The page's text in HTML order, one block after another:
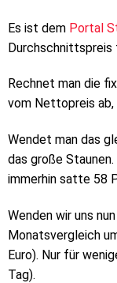
Es ist dem Portal
Durchschnittspreis
Rechnet man die
vom Nettopreis ab,
Wendet man das
das große
immerhin satte 58
Wenden wir uns
Monatsvergleich
Euro). Nur für
Tag).